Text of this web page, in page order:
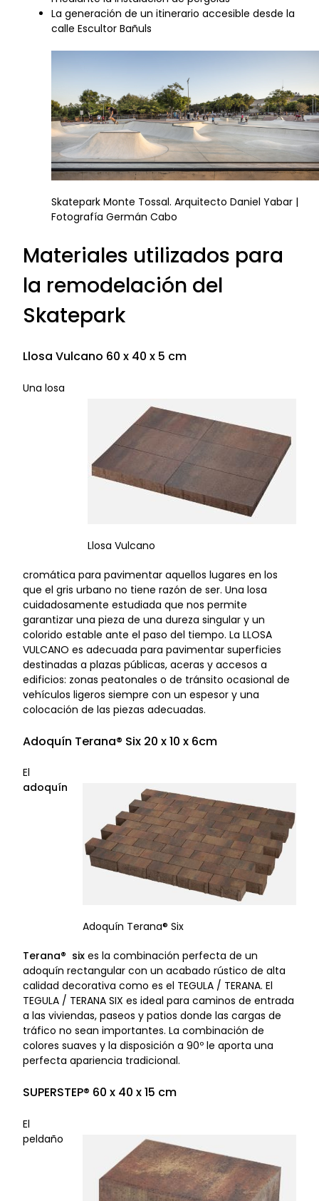
La generación de un itinerario accesible desde la
calle Escultor Bañuls
Skatepark Monte Tossal. Arquitecto Daniel Yabar |
Fotografía Germán Cabo
Materiales utilizados para
la remodelación del
Skatepark
Llosa Vulcano 60 x 40 x 5 cm
Llosa Vulcano
Una losa
cromática para pavimentar aquellos lugares en los
que el gris urbano no tiene razón de ser. Una losa
cuidadosamente estudiada que nos permite
garantizar una pieza de una dureza singular y un
colorido estable ante el paso del tiempo. La LLOSA
VULCANO es adecuada para pavimentar superficies
destinadas a plazas públicas, aceras y accesos a
edificios: zonas peatonales o de tránsito ocasional de
vehículos ligeros siempre con un espesor y una
colocación de las piezas adecuadas.
Adoquín Terana® Six 20 x 10 x 6cm
Adoquín Terana® Six
El
adoquín
Terana® six es la combinación perfecta de un
adoquín rectangular con un acabado rústico de alta
calidad decorativa como es el TEGULA / TERANA. El
TEGULA / TERANA SIX es ideal para caminos de entrada
a las viviendas, paseos y patios donde las cargas de
tráfico no sean importantes. La combinación de
colores suaves y la disposición a 90º le aporta una
perfecta apariencia tradicional.
SUPERSTEP® 60 x 40 x 15 cm
El
peldaño